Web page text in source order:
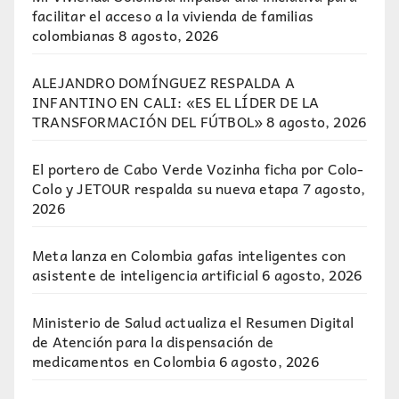
facilitar el acceso a la vivienda de familias
colombianas 8 agosto, 2026
ALEJANDRO DOMÍNGUEZ RESPALDA A
INFANTINO EN CALI: «ES EL LÍDER DE LA
TRANSFORMACIÓN DEL FÚTBOL»8 agosto, 2026
El portero de Cabo Verde Vozinha ficha por Colo-
Colo y JETOUR respalda su nueva etapa7 agosto,
2026
Meta lanza en Colombia gafas inteligentes con
asistente de inteligencia artificial 6 agosto, 2026
Ministerio de Salud actualiza el Resumen Digital
de Atención para la dispensación de
medicamentos en Colombia6 agosto, 2026